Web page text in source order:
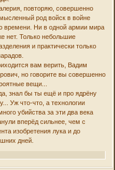
повторяю, совершенно
род войск в войне
времени. Ни в одной армии мира
нет. Только небольшие
и практически только
вам верить, Вадим
но говорите вы совершенно
вещи...
знал бы ты ещё и про ядрёну
Уж что-что, а технологии
убийства за эти два века
вперёд сильнее, чем с
изобретения лука и до
дней.